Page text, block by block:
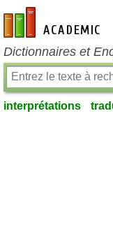
fr-academic.com
Dictionnaires et
interprétations